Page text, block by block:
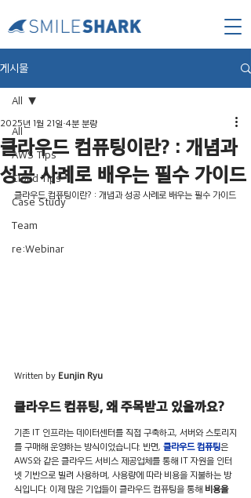
게시물
All
AWS Tips
Cloud Tips
Case Study
Team
re:Webinar
All
클라우드 컴퓨팅이란? : 개념과
성공 사례로 배우는 필수 가이드
2025년 1월 21일 4분 분량
클라우드 컴퓨팅이란? : 개념과 성공 사례로 배우는 필수 가이드
Written by Eunjin Ryu
클라우드 컴퓨팅, 왜 주목받고 있을까요?
기존 IT 인프라는 데이터센터를 직접 구축하고, 서버와 스토리지
를 구매해 운영하는 방식이었습니다. 반면, 클라우드 컴퓨팅은
AWS와 같은 클라우드 서비스 제공업체를 통해 IT 자원을 인터
넷 기반으로 빌려 사용하며, 사용량에 따라 비용을 지불하는 방
식입니다. 이제 많은 기업들이 클라우드 컴퓨팅을 통해 비용을